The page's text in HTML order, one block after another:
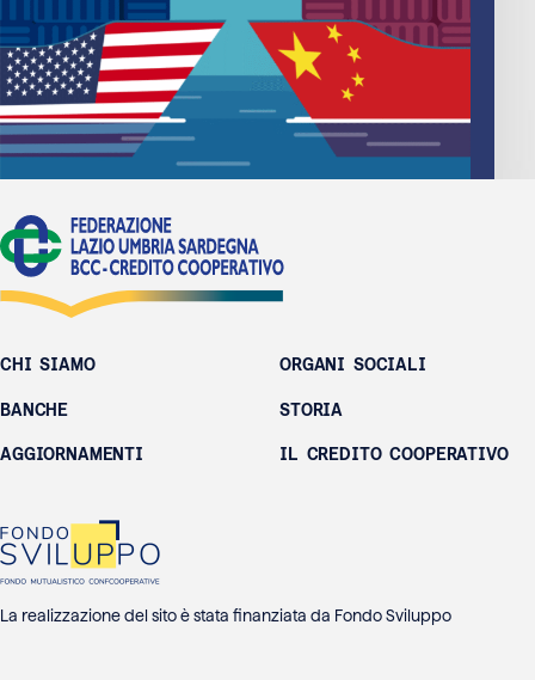
CHI SIAMO
BANCHE
AGGIORNAMENTI
ORGANI SOCIALI
STORIA
IL CREDITO COOPERATIVO
La realizzazione del sito è stata finanziata da Fondo Sviluppo